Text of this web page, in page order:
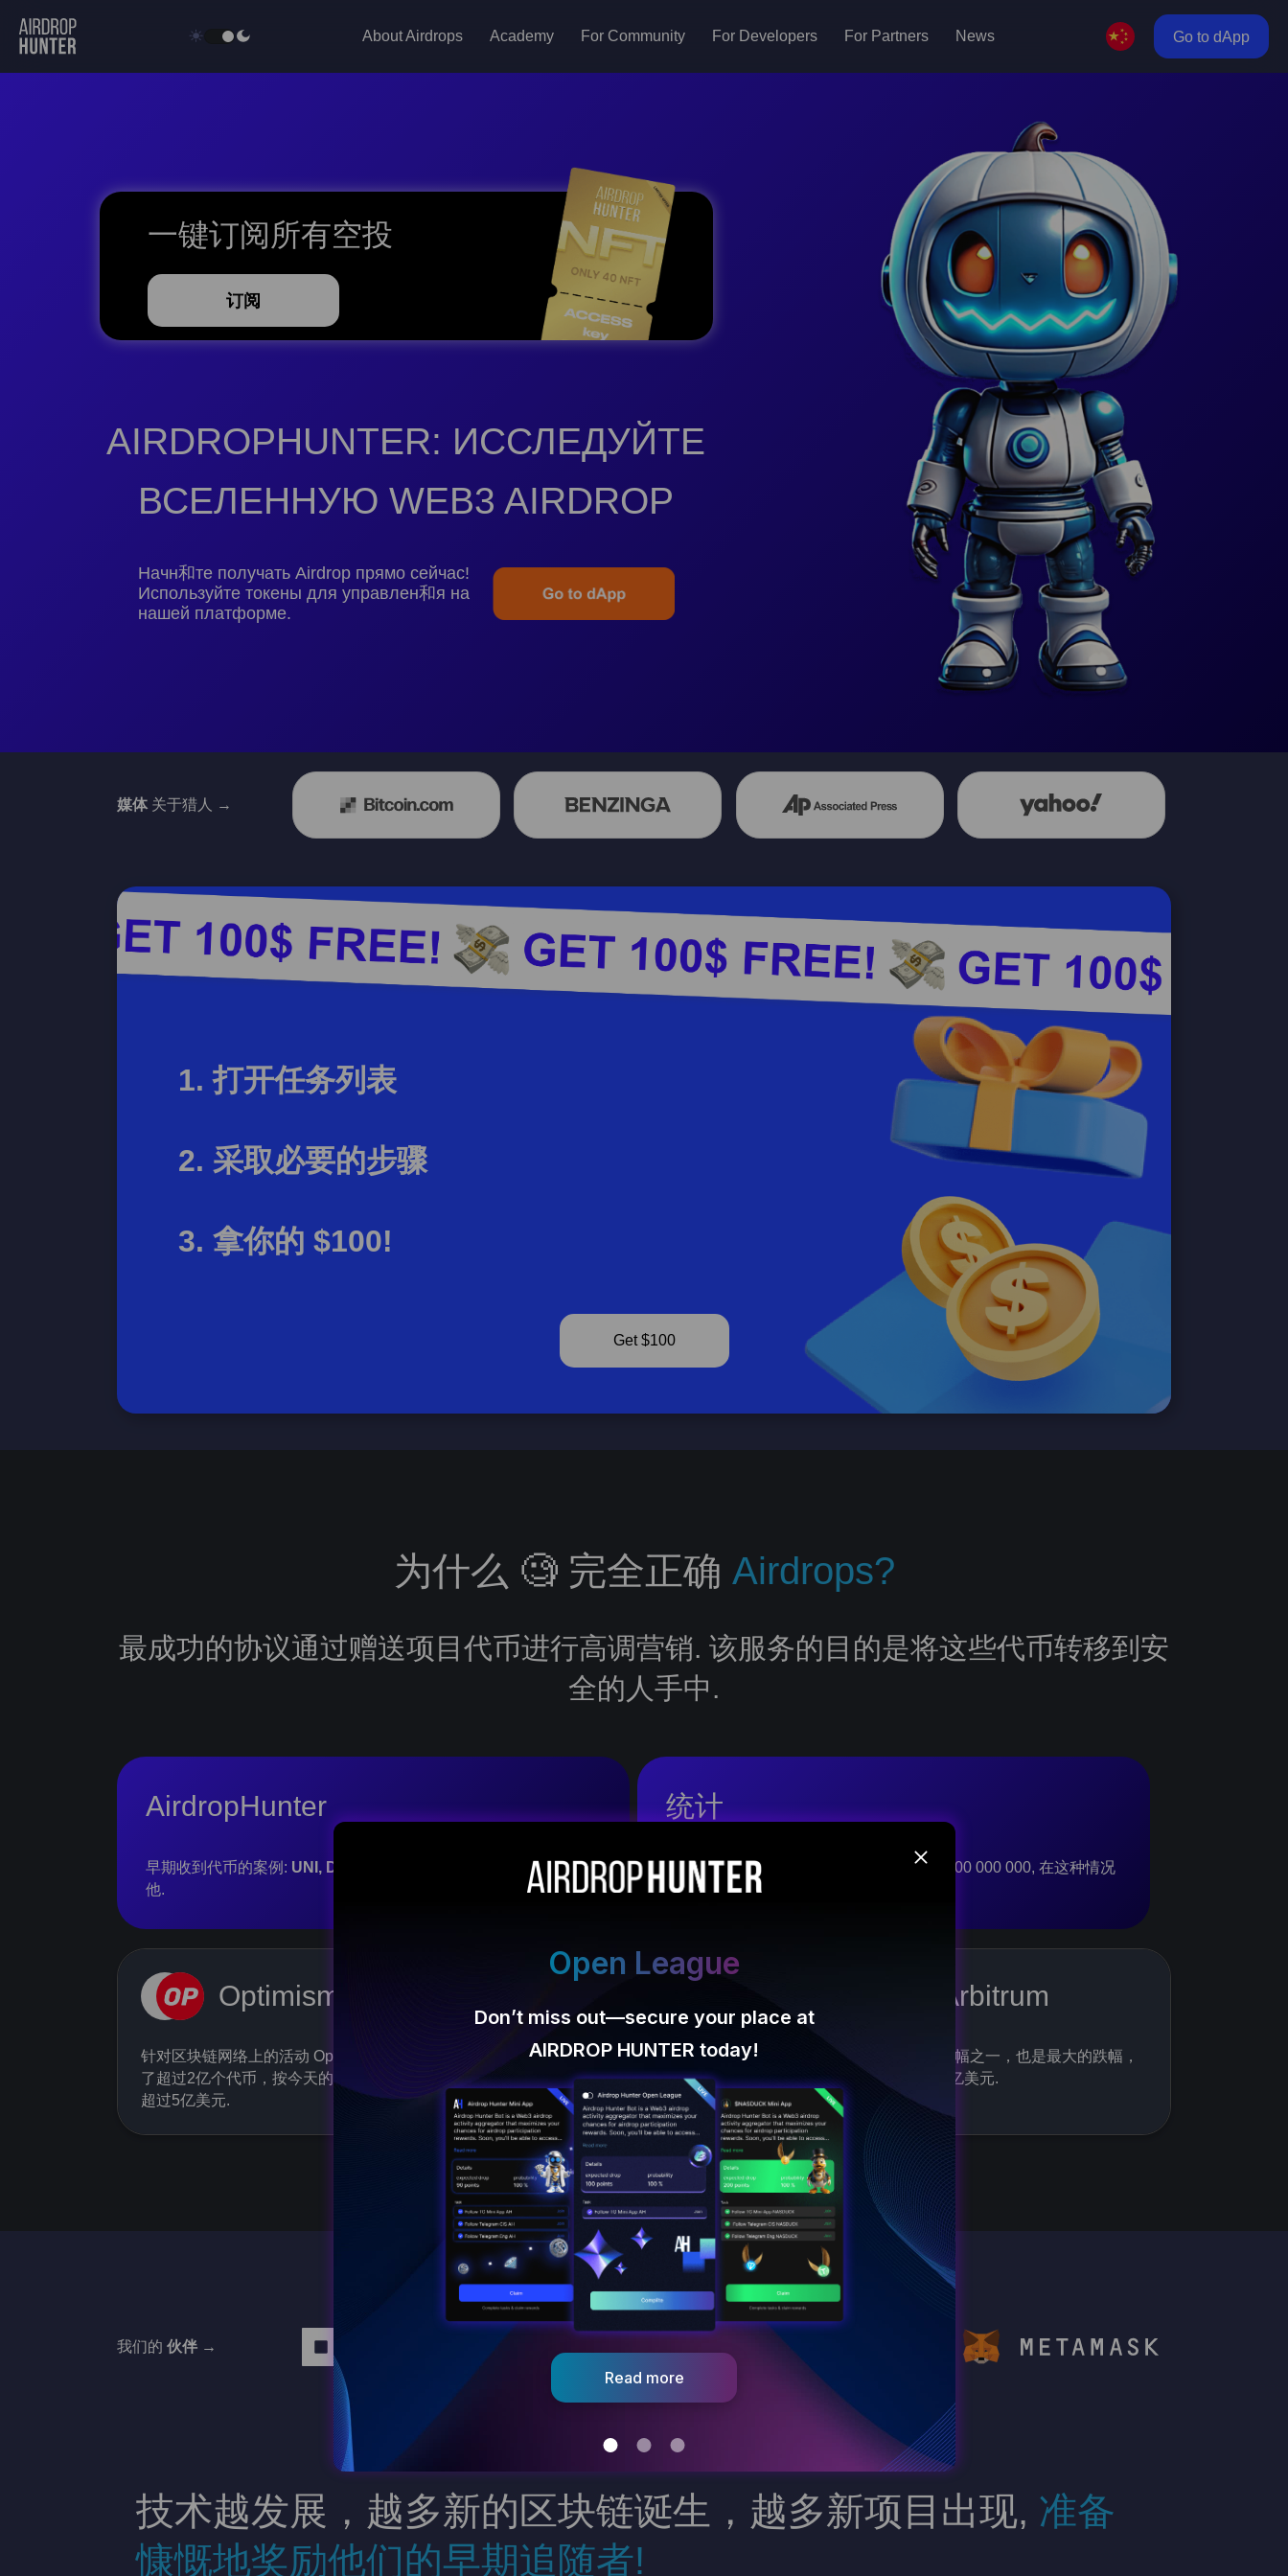
About Airdrops Academy For Community For Developers For Partners News Go to dApp
一键订阅所有空投
订阅
AIRDROPHUNTER: ИССЛЕДУЙТЕ
ВСЕЛЕННУЮ WEB3 AIRDROP
Начн和те получать Airdrop прямо сейчас!
Используйте токены для управлен和я на
нашей платформе.
媒体 关于猎人 →
打开任务列表
采取必要的步骤
拿你的 $100!
Get $100
为什么 🧐 完全正确 Airdrops?
最成功的协议通过赠送项目代币进行高调营销. 该服务的目的是将这些代币转移到安
全的人手中.
AirdropHunter
早期收到代币的案例: UNI, DYDX, Aptos, 1inch, Goldfinch
和其
他.
统计
最好的项目平均支付 $300 000 000 上 $1 000 000 000, 在这种情况
下，一个帐户最多可以接收 $5 000!
Optimism
针对区块链网络上的活动 Optimism 分发
了超过2亿个代币，按今天的速度计算已
超过5亿美元.
dYdX 发行初始 10 亿代币供应量的 7.5%.
7500万枚代币价值超过10亿美元.
Arbitrum
最受期待的跌幅之一，也是最大的跌幅，
目前超过 15 亿美元.
我们的 伙伴 →
技术越发展，越多新的区块链诞生，越多新项目出现, 准备
慷慨地奖励他们的早期追随者!
Don’t miss out—secure your place at
AIRDROP HUNTER today!
Read more
Deposit the platform - get a 50% bonus and a
chance for airdrop from $1000!